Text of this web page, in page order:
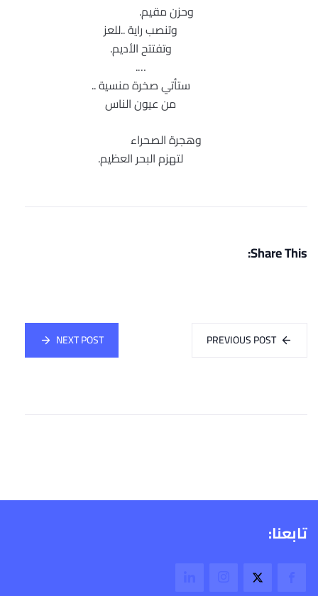
وحزن مقيم.
وتنصب راية ..للعز
وتفتتح الأديم.
….
ستأتي صخرة منسية ..
من عيون الناس
وهجرة الصحراء
لتهزم البحر العظيم.
Share This:
PREVIOUS POST
NEXT POST
تابعنا: